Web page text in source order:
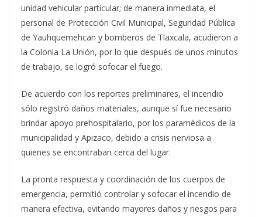
unidad vehicular particular; de manera inmediata, el
personal de Protección Civil Municipal, Seguridad Pública
de Yauhquemehcan y bomberos de Tlaxcala, acudieron a
la Colonia La Unión, por lo que después de unos minutos
de trabajo, se logró sofocar el fuego.
De acuerdo con los reportes preliminares, el incendio
sólo registró daños materiales, aunque sí fue necesario
brindar apoyo prehospitalario, por los paramédicos de la
municipalidad y Apizaco, debido a crisis nerviosa a
quienes se encontraban cerca del lugar.
La pronta respuesta y coordinación de los cuerpos de
emergencia, permitió controlar y sofocar el incendio de
manera efectiva, evitando mayores daños y riesgos para